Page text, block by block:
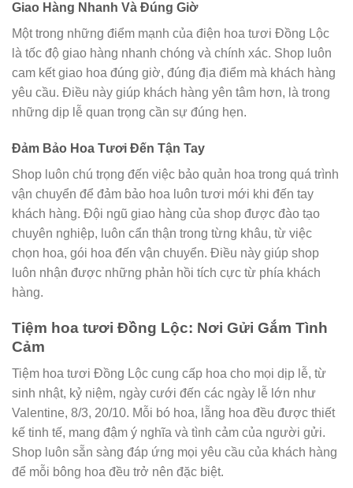
Giao Hàng Nhanh Và Đúng Giờ
Một trong những điểm mạnh của điện hoa tươi Đồng Lộc
là tốc độ giao hàng nhanh chóng và chính xác. Shop luôn
cam kết giao hoa đúng giờ, đúng địa điểm mà khách hàng
yêu cầu. Điều này giúp khách hàng yên tâm hơn, là trong
những dịp lễ quan trọng cần sự đúng hẹn.
Đảm Bảo Hoa Tươi Đến Tận Tay
Shop luôn chú trọng đến việc bảo quản hoa trong quá trình
vận chuyển để đảm bảo hoa luôn tươi mới khi đến tay
khách hàng. Đội ngũ giao hàng của shop được đào tạo
chuyên nghiệp, luôn cẩn thận trong từng khâu, từ việc
chọn hoa, gói hoa đến vận chuyển. Điều này giúp shop
luôn nhận được những phản hồi tích cực từ phía khách
hàng.
Tiệm hoa tươi Đồng Lộc: Nơi Gửi Gắm Tình
Cảm
Tiệm hoa tươi Đồng Lộc cung cấp hoa cho mọi dịp lễ, từ
sinh nhật, kỷ niệm, ngày cưới đến các ngày lễ lớn như
Valentine, 8/3, 20/10. Mỗi bó hoa, lẵng hoa đều được thiết
kế tinh tế, mang đậm ý nghĩa và tình cảm của người gửi.
Shop luôn sẵn sàng đáp ứng mọi yêu cầu của khách hàng
để mỗi bông hoa đều trở nên đặc biệt.